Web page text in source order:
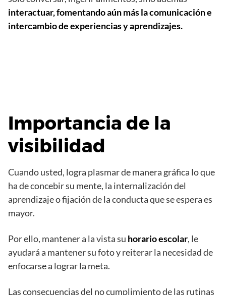
interactuar, fomentando aún más la comunicación e
intercambio de experiencias y aprendizajes.
Importancia de la
visibilidad
Cuando usted, logra plasmar de manera gráfica lo que
ha de concebir su mente, la internalización del
aprendizaje o fijación de la conducta que se espera es
mayor.
Por ello, mantener a la vista su horario escolar, le
ayudará a mantener su foto y reiterar la necesidad de
enfocarse a lograr la meta.
Las consecuencias del no cumplimiento de las rutinas